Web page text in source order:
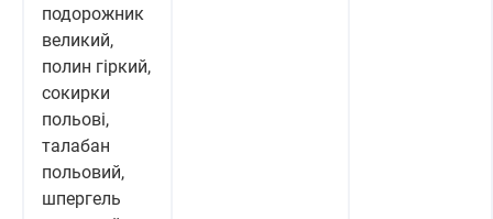
подорожник
великий,
полин гіркий,
сокирки
польові,
талабан
польовий,
шпергель